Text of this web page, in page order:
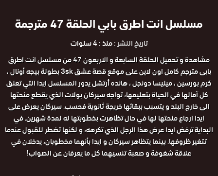
مسلسل انت اطرق بابي الحلقة 47 مترجمة
تاريخ النشر :منذ : 4 سنوات
مشاهدة و تحميل الحلقة السابعة و الاربعون 47 من مسلسل انت اطرق
بابى مترجم كامل اون لاين على موقع قصة عشق 3sk بطولة بيجه أونال ،
كرم بورسين ، ميليسا دونجل ، هانده أرتشل يدور المسلسل ايدا التي تعلق
كل آمالها في الحياة بتعليمها، تواجه سيركان بولات الذي يقطع منحتها
الى خارج البلد و يتسبب ببقائها خريجة ثانوية فحسب. سيركان يعرض على
ايدا ارجاع منحتها لها في حال تظاهرت بخطوبتها له لمدة شهرين. في
البداية ترفض ايدا عرض هذا الرجل الذي تكرهه، و لكنها تضطر للقبول عندما
تتغير ظروفها. بينما يتظاهر سيركان و ايدا بأنهما مخطوبان، يدخلان في
علاقة شغوفة و صعبة تنسيهما كل ما يعرفان عن الصواب!